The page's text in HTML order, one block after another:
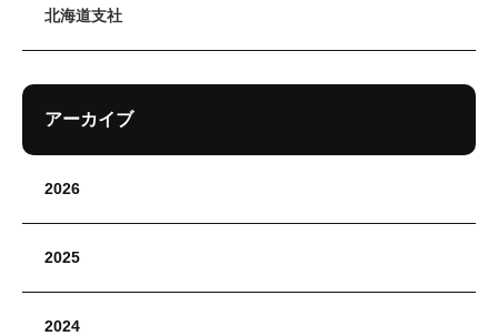
北海道支社
アーカイブ
2026
2025
2024